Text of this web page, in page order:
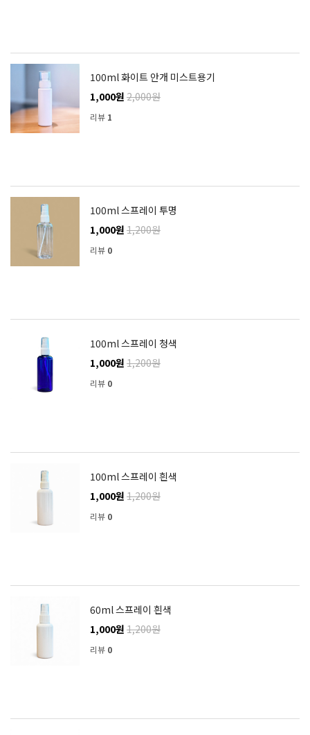
100ml 화이트 안개 미스트용기
1,000원 2,000원
리뷰 1
100ml 스프레이 투명
1,000원 1,200원
리뷰 0
100ml 스프레이 청색
1,000원 1,200원
리뷰 0
100ml 스프레이 흰색
1,000원 1,200원
리뷰 0
60ml 스프레이 흰색
1,000원 1,200원
리뷰 0